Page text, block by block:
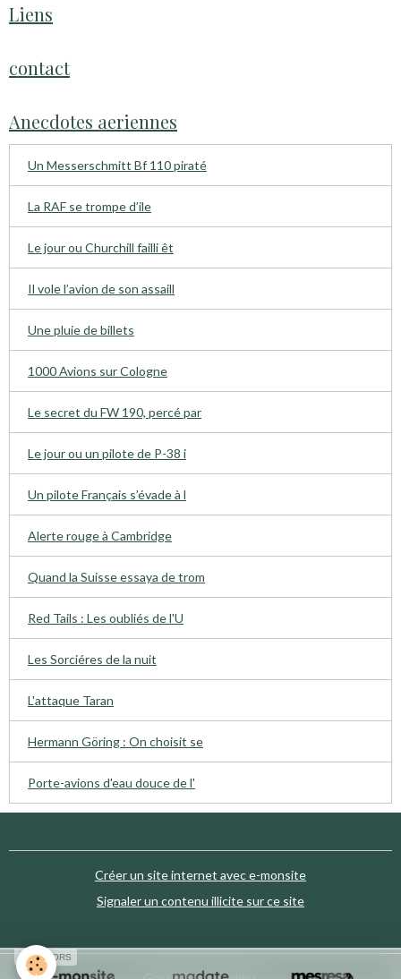
Liens
contact
Anecdotes aeriennes
Un Messerschmitt Bf 110 piraté
La RAF se trompe d’ile
Le jour ou Churchill failli êt
Il vole l’avion de son assaill
Une pluie de billets
1000 Avions sur Cologne
Le secret du FW 190, percé par
Le jour ou un pilote de P-38 i
Un pilote Français s’évade à l
Alerte rouge à Cambridge
Quand la Suisse essaya de trom
Red Tails : Les oubliés de l'U
Les Sorciéres de la nuit
L'attaque Taran
Hermann Göring : On choisit se
Porte-avions d'eau douce de l'
Créer un site internet avec e-monsite
Signaler un contenu illicite sur ce site
SPONSORS